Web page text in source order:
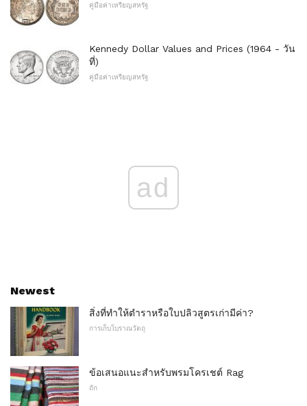
คู่มือค่าเหรียญสหรัฐ
Kennedy Dollar Values ​​and Prices (1964 - วัน
ที่)
คู่มือค่าเหรียญสหรัฐ
ad
Newest
สิ่งที่ทำให้ตำราหรือใบปลิวสูตรเก่ามีค่า?
การเก็บโบราณวัตถุ
ข้อเสนอแนะสำหรับพรมโครเชต์ Rag
ถัก